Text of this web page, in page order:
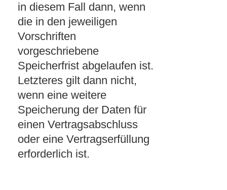
in diesem Fall dann, wenn
die in den jeweiligen
Vorschriften
vorgeschriebene
Speicherfrist abgelaufen ist.
Letzteres gilt dann nicht,
wenn eine weitere
Speicherung der Daten für
einen Vertragsabschluss
oder eine Vertragserfüllung
erforderlich ist.